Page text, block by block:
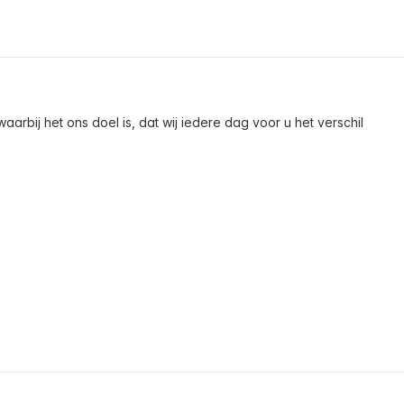
het ons doel is, dat wij iedere dag voor u het verschil